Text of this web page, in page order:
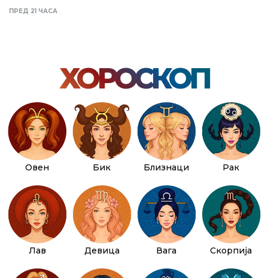
ПРЕД 21 ЧАСА
ХОРОСКОП
Овен Бик Близнаци Рак
Лав Девица Вага Скорпија